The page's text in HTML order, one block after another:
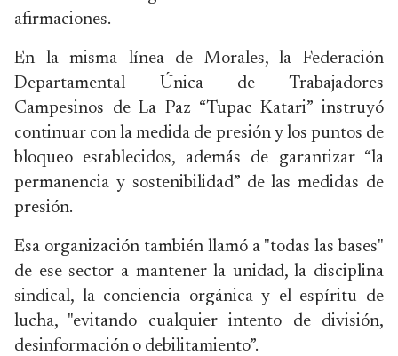
afirmaciones.
En la misma línea de Morales, la Federación
Departamental Única de Trabajadores
Campesinos de La Paz “Tupac Katari” instruyó
continuar con la medida de presión y los puntos de
bloqueo establecidos, además de garantizar “la
permanencia y sostenibilidad” de las medidas de
presión.
Esa organización también llamó a "todas las bases"
de ese sector a mantener la unidad, la disciplina
sindical, la conciencia orgánica y el espíritu de
lucha, "evitando cualquier intento de división,
desinformación o debilitamiento”.